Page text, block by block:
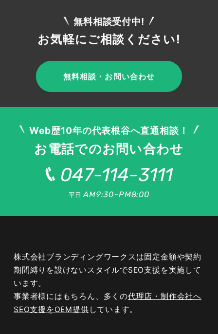
無料相談受付中!
お気軽にご相談ください!
無料相談・お問い合わせ
Web歴10年の代表根谷へ直通相談！
お電話でのお問い合わせ
047-114-3111
平日AM9:30~PM8:00
株式会社ブランディングワークスは固定金額や契約
期間縛りを設けないスタイルでSEO支援を実施して
います。
事業者様にはもちろん、多くの代理店・制作会社へ
SEO支援をOEM提供 しています。
047-114-3111 平日AM9:30~PM8:00
無料相談・